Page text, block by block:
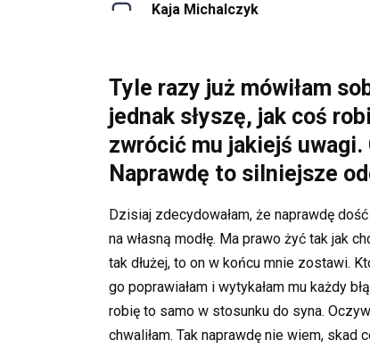
Kaja Michalczyk
Tyle razy już mówiłam
jednak słyszę, jak coś
zwrócić mu jakiejś
Naprawdę to silniejsze
Dzisiaj zdecydowałam, że naprawdę
na własną modłę. Ma prawo żyć tak jak
tak dłużej, to on w końcu mnie zostawi.
go poprawiałam i wytykałam mu każdy
robię to samo w stosunku do syna.
chwaliłam. Tak naprawdę nie wiem, skad